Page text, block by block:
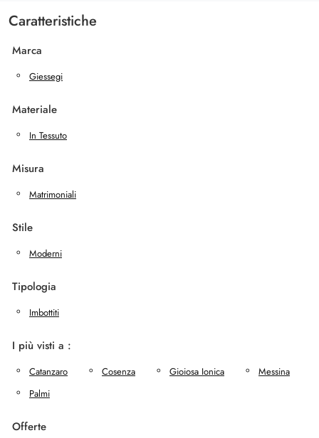
Caratteristiche
Marca
Giessegi
Materiale
In Tessuto
Misura
Matrimoniali
Stile
Moderni
Tipologia
Imbottiti
I più visti a :
Catanzaro Cosenza Gioiosa Ionica
Messina
Palmi
Offerte